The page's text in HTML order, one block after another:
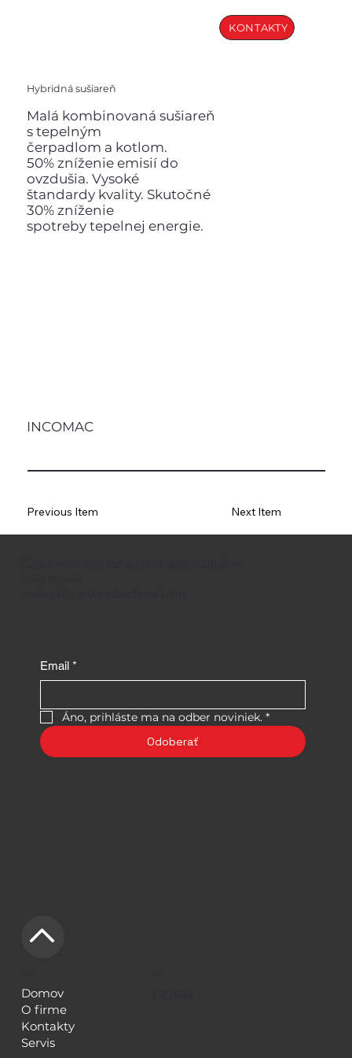
KONTAKTY
Hybridná sušiareň
Malá kombinovaná sušiareň
s tepelným
čerpadlom a kotlom.
50% zníženie emisií do
ovzdušia. Vysoké
štandardy kvality. Skutočné
30% zníženie
spotreby tepelnej energie.
INCOMAC
Previous Item Next Item
Email *
Áno, prihláste ma na odber noviniek. *
Odoberať
Domov
O firme
Kontakty
Servis